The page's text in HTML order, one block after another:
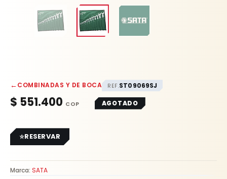
←COMBINADAS Y DE BOCA REF.ST09069SJ
$ 551.400 AGOTADO
Marca: SATA
RESERVAR